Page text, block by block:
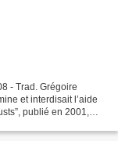
- Trad. Grégoire
et interdisait l’aide
publié en 2001,